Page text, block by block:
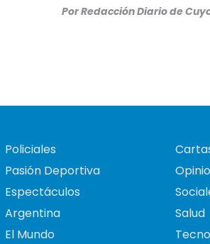
PorRedacción Diario de
Policiales
Pasión Deportiva
Espectáculos
Argentina
El Mundo
Salud